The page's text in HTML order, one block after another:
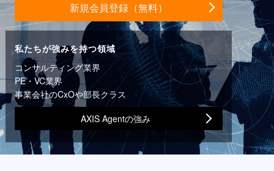
新規会員登録（無料）
私たちが強みを持つ領域
コンサルティング業界
PE・VC業界
事業会社のCxOや部長クラス
AXIS Agentの強み